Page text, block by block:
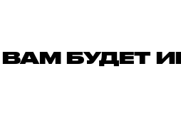
ВАМ БУДЕТ